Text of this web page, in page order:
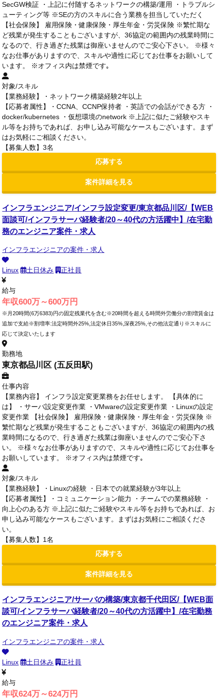
SecGW検証 ・上記に付随するネットワークの構築/運用 ・トラブルシ
ューティング等 ※SEの方のスキルに合う業務を担当していただく
【社会保険】 雇用保険・健康保険・厚生年金・労災保険 ※繁忙期な
ど残業が発生することもございますが、36協定の範囲内の残業時間に
なるので、行き過ぎた残業は御座いませんのでご安心下さい。 ※様々
なお仕事がありますので、スキルや適性に応じてお仕事をお願いして
います。 ※オフィス内は禁煙です｡
対象/スキル
【業務経験】・ネットワーク構築経験2年以上
【応募者属性】・CCNA、CCNP保持者 ・英語での会話ができる方 ・
docker/kubernetes ・仮想環境のnetwork ※上記に似たご経験やスキ
ル等をお持ちであれば、お申し込み可能なケースもございます。まず
はお気軽にご相談ください。
【募集人数】3名
応募する
案件詳細を見る
インフラエンジニア/インフラ設定変更/東京都品川区/【WEB
面談可/インフラサーバ経験者/20～40代の方活躍中】/在宅勤
務のエンジニア案件・求人
インフラエンジニアの案件・求人
Linux 土日休み 正社員
給与
年収600万～600万円
※月20時間(6万6383)円の固定残業代を含む※20時間を超える時間外労働分の割増賃金は
追加で支給※割増率:法定時間外25%,法定休日35%,深夜25%,その他法定通り※スキルに
応じて決定いたします
勤務地
東京都品川区 (五反田駅)
仕事内容
【業務内容】 インフラ設定変更業務をお任せします。 【具体的に
は】 ・サーバ設定変更作業 ・VMwareの設定変更作業 ・Linuxの設定
変更作業 【社会保険】 雇用保険・健康保険・厚生年金・労災保険 ※
繁忙期など残業が発生することもございますが、36協定の範囲内の残
業時間になるので、行き過ぎた残業は御座いませんのでご安心下さ
い。 ※様々なお仕事がありますので、スキルや適性に応じてお仕事を
お願いしています。 ※オフィス内は禁煙です｡
対象/スキル
【業務経験】・Linuxの経験 ・日本での就業経験が3年以上
【応募者属性】・コミュニケーション能力 ・チームでの業務経験 ・
向上心のある方 ※上記に似たご経験やスキル等をお持ちであれば、お
申し込み可能なケースもございます。まずはお気軽にご相談くださ
い。
【募集人数】1名
応募する
案件詳細を見る
インフラエンジニア/サーバの構築/東京都千代田区/【WEB面
談可/インフラサーバ経験者/20～40代の方活躍中】/在宅勤務
のエンジニア案件・求人
インフラエンジニアの案件・求人
Linux 土日休み 正社員
給与
年収624万～624万円